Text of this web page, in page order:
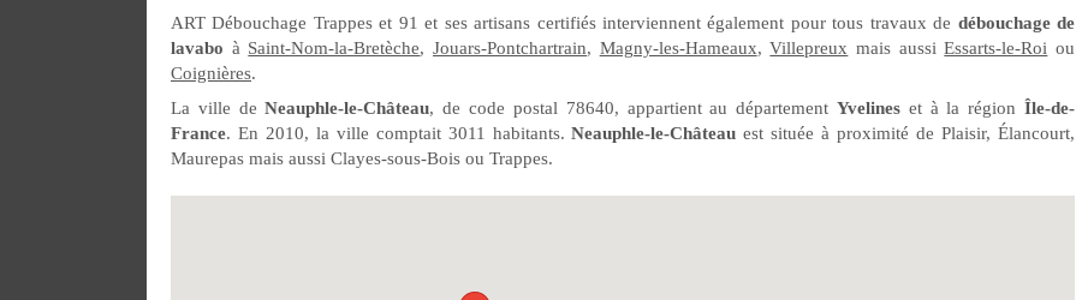
ART Débouchage Trappes et 91 et ses artisans certifiés interviennent également pour tous travaux de débouchage de
lavabo à Saint-Nom-la-Bretèche,Jouars-Pontchartrain, Magny-les-Hameaux,Villepreux mais aussiEssarts-le-Roi ou
Coignières.
La ville deNeauphle-le-Château, de code postal 78640, appartient au département Yvelineset à la région Île-de-
France. En 2010, la ville comptait 3011 habitants.Neauphle-le-Château est située à proximité de Plaisir, Élancourt,
Maurepas mais aussi Clayes-sous-Bois ou Trappes.